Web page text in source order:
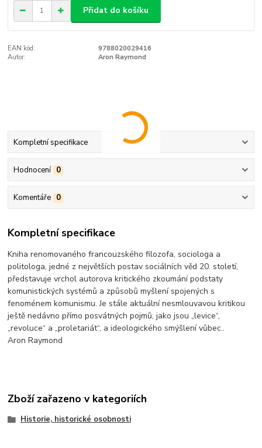
Přidat do košíku
EAN kód:
9788020029416
Autor:
Aron Raymond
Kompletní specifikace
Hodnocení 0
Komentáře 0
Kompletní specifikace
Kniha renomovaného francouzského filozofa, sociologa a
politologa, jedné z největších postav sociálních věd 20. století,
představuje vrchol autorova kritického zkoumání podstaty
komunistických systémů a způsobů myšlení spojených s
fenoménem komunismu. Je stále aktuální nesmlouvavou kritikou
ještě nedávno přímo posvátných pojmů, jako jsou „levice“,
„revoluce“ a „proletariát“, a ideologického smýšlení vůbec..
Aron Raymond
Zboží zařazeno v kategoriích
Historie, historické osobnosti